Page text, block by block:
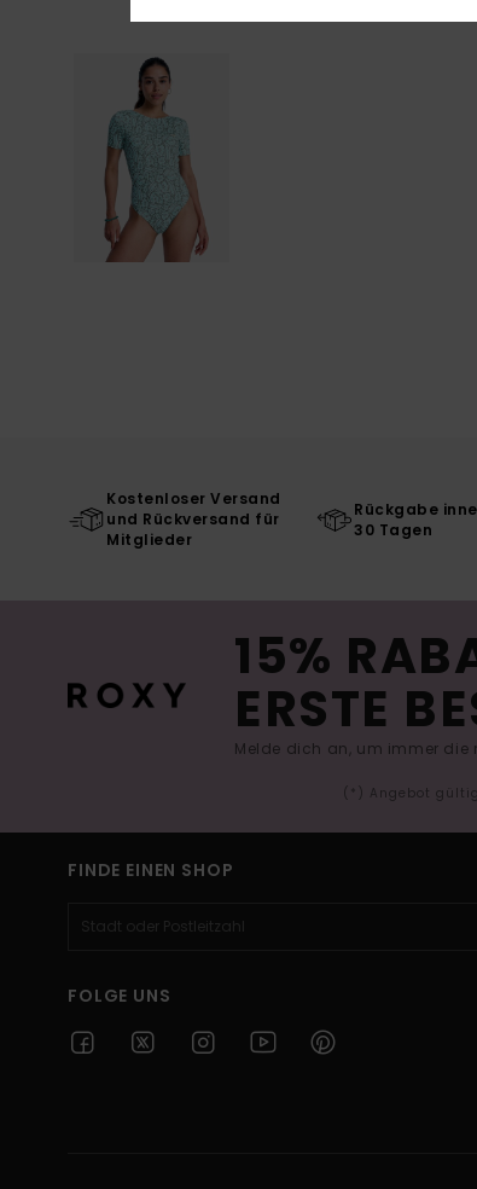
Kostenloser Versand
und Rückversand für
Mitglieder
Rückgabe
30 Tagen
15%
ERSTE
Melde dich an, um immer die
(*) Angebot
FINDE EINEN SHOP
FOLGE UNS